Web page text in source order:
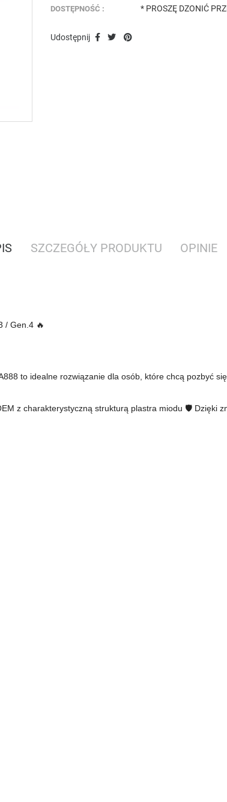
DOSTĘPNOŚĆ : * PROSZĘ DZONIĆ
Udostępnij
SZCZEGÓŁY PRODUKTU OPINIE
/ Gen.4 🔥
to idealne rozwiązanie dla osób, które chcą pozbyć
z charakterystyczną strukturą plastra miodu 🛡️ Dzięki